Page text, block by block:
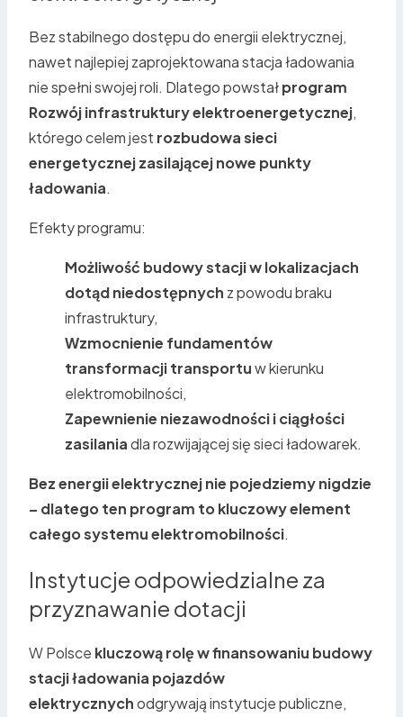
Bez stabilnego dostępu do energii elektrycznej,
nawet najlepiej zaprojektowanastacja ładowania
nie spełni swojej roli. Dlatego powstałprogram
Rozwój infrastruktury elektroenergetycznej,
którego celem jest rozbudowa sieci
energetycznej zasilającej nowe punkty
ładowania.
Efekty programu:
Możliwość budowy stacji w lokalizacjach
dotąd niedostępnych z powodu braku
infrastruktury,
Wzmocnienie fundamentów
transformacji transportuw kierunku
elektromobilności,
Zapewnienie niezawodności i ciągłości
zasilaniadla rozwijającej się sieci ładowarek.
Bez energii elektrycznej nie pojedziemy nigdzie
– dlatego ten program to kluczowy element
całego systemu elektromobilności.
Instytucje odpowiedzialne za
przyznawanie dotacji
W Polsce kluczową rolę w finansowaniu budowy
stacji ładowania pojazdów
elektrycznychodgrywają instytucje publiczne,